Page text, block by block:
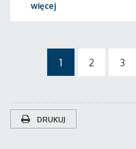
więcej
1 2 3
DRUKUJ